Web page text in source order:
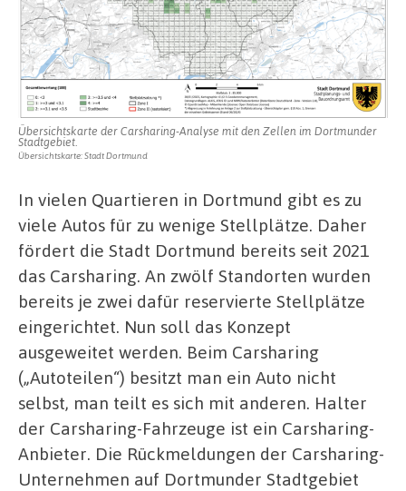
Übersichtskarte der Carsharing-Analyse mit den Zellen im Dortmunder
Stadtgebiet.
Übersichtskarte: Stadt Dortmund
In vielen Quartieren in Dortmund gibt es zu
viele Autos für zu wenige Stellplätze. Daher
fördert die Stadt Dortmund bereits seit 2021
das Carsharing. An zwölf Standorten wurden
bereits je zwei dafür reservierte Stellplätze
eingerichtet. Nun soll das Konzept
ausgeweitet werden. Beim Carsharing
(„Autoteilen“) besitzt man ein Auto nicht
selbst, man teilt es sich mit anderen. Halter
der Carsharing-Fahrzeuge ist ein Carsharing-
Anbieter. Die Rückmeldungen der Carsharing-
Unternehmen auf Dortmunder Stadtgebiet